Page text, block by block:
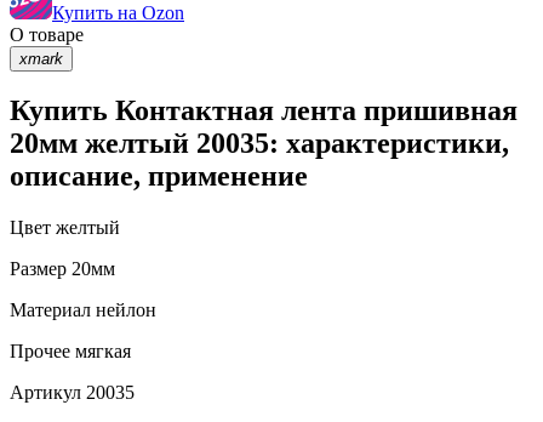
Купить на Ozon
О товаре
xmark
Купить Контактная лента пришивная
20мм желтый 20035: характеристики,
описание, применение
Цвет желтый
Размер 20мм
Материал нейлон
Прочее мягкая
Артикул 20035